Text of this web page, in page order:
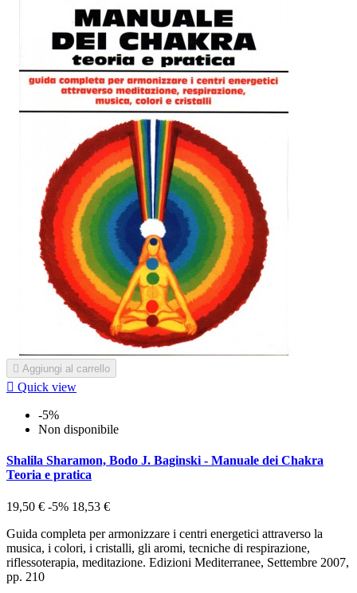
 Aggiungi al carrello
 Quick view
-5%
Non disponibile
Shalila Sharamon, Bodo J. Baginski - Manuale dei Chakra
Teoria e pratica
19,50 € -5% 18,53 €
Guida completa per armonizzare i centri energetici attraverso la
musica, i colori, i cristalli, gli aromi, tecniche di respirazione,
riflessoterapia, meditazione. Edizioni Mediterranee, Settembre 2007,
pp. 210